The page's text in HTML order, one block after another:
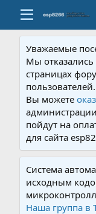
Уважаемые
Мы
страницах
пользователей.
Вы можете
пойдут на
для сайта
Система
исходным
Наша группа в